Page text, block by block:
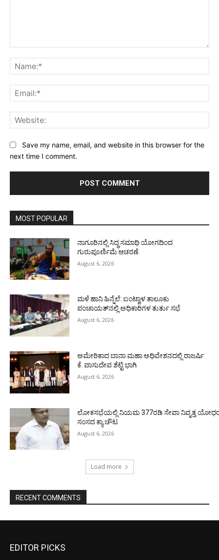
Save my name, email, and website in this browser for the
next time I comment.
MOST POPULAR
ನಾಗೂರಿನಲ್ಲಿ ಸಿದ್ಧ ಸಮಾಧಿ ಯೋಗದಿಂದ
ಗುರುಪೂರ್ಣಿಮೆ ಆಚರಣೆ
August 6, 2026
ಮಳೆ ಹಾನಿ ಹಿನ್ನೆಲೆ: ಬಂಟ್ವಾಳ ತಾಲೂಕು
ಪಂಚಾಯತ್‌ನಲ್ಲಿ ಅಧಿಕಾರಿಗಳ ತುರ್ತು ಸಭೆ
August 6, 2026
ಅಮೇರಿಕಾದ ಬಾನಾ ಮಹಾ ಅಧಿವೇಶನದಲ್ಲಿ ರಾಜರ್ಷಿ
ಕೆ. ವಾಸುದೇವ ಶೆಟ್ಟಿ ಭಾಗಿ
August 6, 2026
ಲೋಕಸಭೆಯಲ್ಲಿ ನಿಯಮ 377ರಡಿ ಸೇವಾ ನಿವೃತ್ತ
ಸಂಸದ ಕ್ಯಾ.ಚೌಟ
August 6, 2026
Load more
RECENT COMMENTS
EDITOR PICKS